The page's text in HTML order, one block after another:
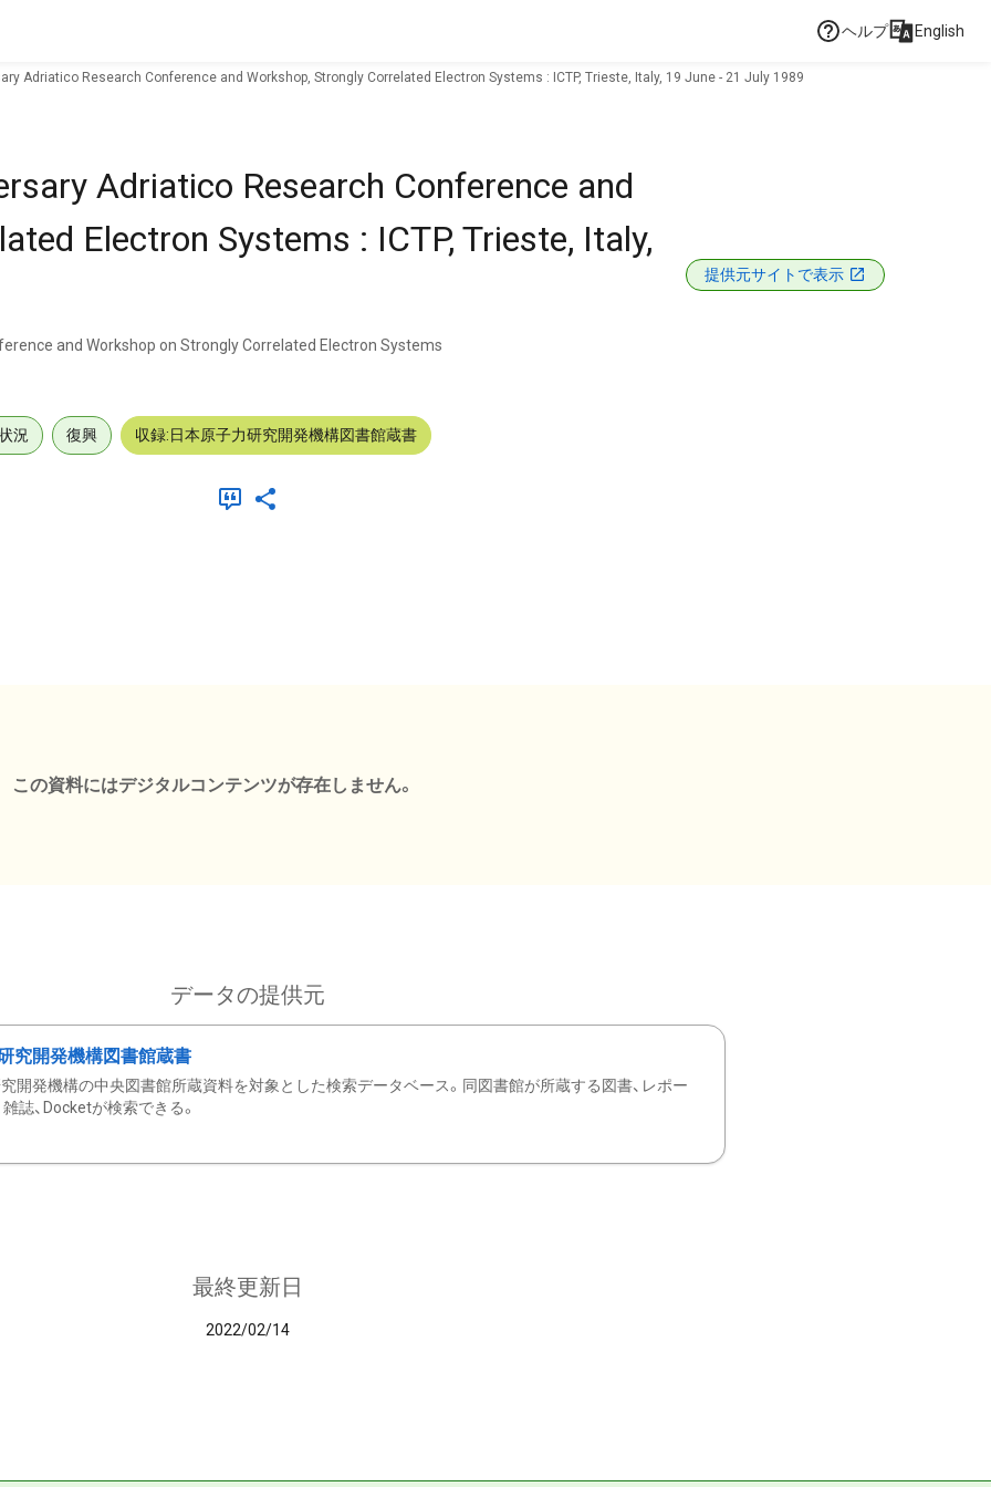
ヘルプ English
Adriatico Research Conference and Workshop, Strongly Correlated Electron Systems : ICTP, Trieste, Italy, 19 June - 21 July 1989
Adriatico Research Conference and
Electron Systems : ICTP, Trieste, Italy,
and Workshop on Strongly Correlated Electron Systems
提供元サイトで表示
況 復興 収録:日本原子力研究開発機構図書館蔵書
この資料にはデジタルコンテンツが存在しません。
データの提供元
究開発機構図書館蔵書
開発機構の中央図書館所蔵資料を対象とした検索データベース。同図書館が所蔵する図書、レポー
雑誌、Docketが検索できる。
最終更新日
2022/02/14